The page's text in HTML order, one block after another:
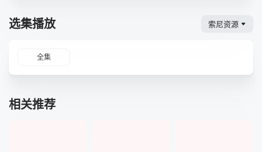
选集播放 索尼资源
全集
相关推荐